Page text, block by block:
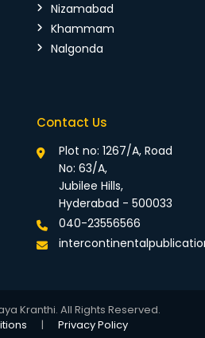
Nizamabad
Khammam
Nalgonda
Contact Us
Plot no: 1267/A, Road
No: 63/A,
Jubilee Hills,
Hyderabad - 500033
040-23556566
Kranthi. All Rights Reserved.
| Privacy Policy